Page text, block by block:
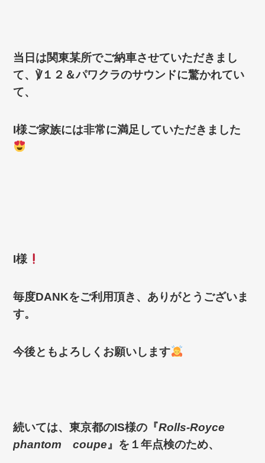
当日は関東某所でご納車させていただきまし
て、℣１２＆パワクラのサウンドに驚かれてい
て、
I様ご家族には非常に満足していただきました
I様
毎度DANKをご利用頂き、ありがとうございま
す。
今後ともよろしくお願いします
続いては、東京都のIS様の『Rolls-Royce
phantom coupe 』を１年点検のため、